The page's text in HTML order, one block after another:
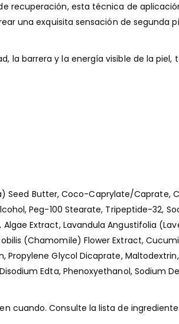
recuperación, esta técnica de
una exquisita sensación de segunda
barrera y la energía visible de la
Butter, Coco-Caprylate/Caprate,
Peg-100 Stearate, Tripeptide-32,
Extract, Lavandula Angustifolia
(Chamomile) Flower Extract,
Propylene Glycol Dicaprate,
Edta, Phenoxyethanol, Sodium
cuando. Consulte la lista de